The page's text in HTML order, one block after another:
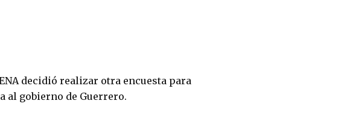
decidió realizar otra encuesta para
al gobierno de Guerrero.